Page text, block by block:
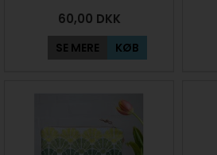
60,00 DKK
SE MERE KØB